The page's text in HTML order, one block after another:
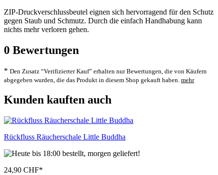
ZIP-Druckverschlussbeutel eignen sich hervorragend für den Schutz
gegen Staub und Schmutz. Durch die einfach Handhabung kann
nichts mehr verloren gehen.
0 Bewertungen
* Den Zusatz “Verifizierter Kauf” erhalten nur Bewertungen, die von Käufern
abgegeben wurden, die das Produkt in diesem Shop gekauft haben. mehr
Kunden kauften auch
Rückfluss Räucherschale Little Buddha
24,90 CHF*